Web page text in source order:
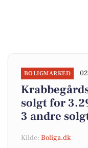
BOLIGMARKED
solgt for
3 andre
Kilde: Boliga.dk